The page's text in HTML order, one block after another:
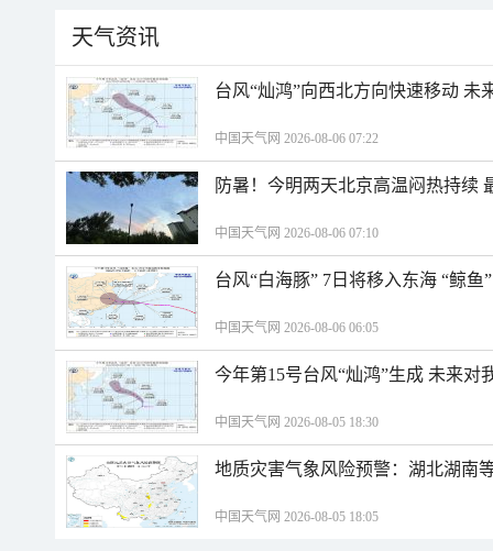
天气资讯
台风“灿鸿”向西北方向快速移动 未
中国天气网 2026-08-06 07:22
防暑！今明两天北京高温闷热持续
中国天气网 2026-08-06 07:10
台风“白海豚” 7日将移入东海 “鲸
中国天气网 2026-08-06 06:05
今年第15号台风“灿鸿”生成 未来对
中国天气网 2026-08-05 18:30
地质灾害气象风险预警：湖北湖南
中国天气网 2026-08-05 18:05